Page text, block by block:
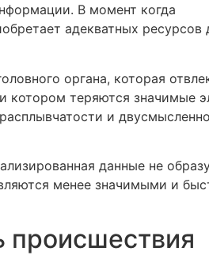
В момент когда
адекватных ресурсов
органа, которая
котором теряются значимые
и
данные не
менее значимыми и
происшествия